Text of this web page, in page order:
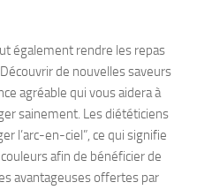
également rendre les repas
de nouvelles saveurs
agréable qui vous aidera à
sainement. Les diététiciens
l’arc-en-ciel”, ce qui signifie
afin de bénéficier de
avantageuses offertes par